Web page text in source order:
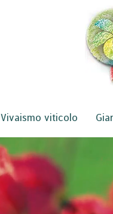
Vivaismo viticolo